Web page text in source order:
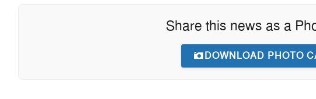
Share this news as a
DOWNLOAD PHOTO